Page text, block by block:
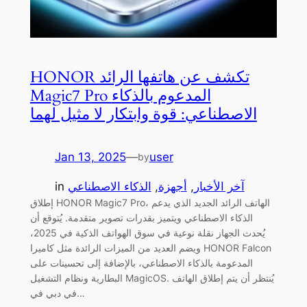
HONOR تكشف عن هاتفها الرائد
Magic7 Pro المدعوم بالذكاء
الاصطناعي: قوة وابتكار لا مثيل لهما
Jan 13, 2025—byuser
in آخر الأخبار , أجهزة, الذكاء الاصطناعي
إطلاق HONOR Magic7 Pro، الهاتف الرائد الجديد الذي يدعم
الذكاء الاصطناعي ويتميز بقدرات تصوير متقدمة. يُتوقع أن
يُحدث الجهاز نقلة نوعية في سوق الهواتف الذكية في 2025،
ويضم العديد من الميزات الرائدة مثل كاميرا HONOR Falcon
المدعومة بالذكاء الاصطناعي، بالإضافة إلى تحسينات على
البطارية ونظام التشغيل MagicOS. يُنتظر أن يتم إطلاق الهاتف
في دبي في…